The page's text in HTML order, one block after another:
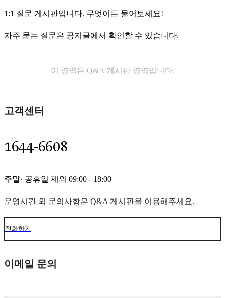
1:1 질문 게시판입니다. 무엇이든 물어보세요!
자주 묻는 질문은 공지글에서 확인할 수 있습니다.
이 영역은 Q&A 게시판 영역입니다.
고객센터
1644-6608
주말· 공휴일 제외 09:00 - 18:00
운영시간 외 문의사항은 Q&A 게시판을 이용해주세요.
전화하기
이메일 문의